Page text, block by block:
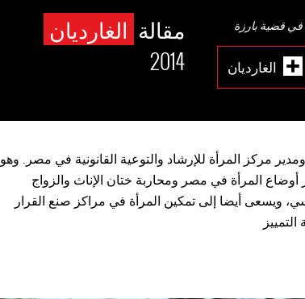
مقالة الغارديان
2014
في قضية بارزة
الغارديان
مركز المرأة للإرشاد والتوعية القانونية في مصر. وهو
المرأة في مصر ومحاربة ختان الإناث والزواج
ويسعى أيضا إلى تمكين المرأة في مراكز صنع القرار